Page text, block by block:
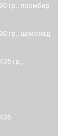
гр., пломбир
гр., шоколад
гр.,